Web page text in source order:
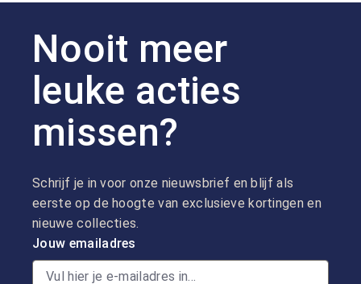
Nooit meer
leuke acties
missen?
Schrijf je in voor onze nieuwsbrief en blijf als
eerste op de hoogte van exclusieve kortingen en
nieuwe collecties.
Jouw emailadres